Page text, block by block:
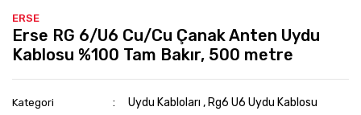
ERSE
Erse RG 6/U6 Cu/Cu Çanak Anten Uydu
Kablosu %100 Tam Bakır, 500 metre
Kategori Uydu Kabloları , Rg6 U6 Uydu Kablosu